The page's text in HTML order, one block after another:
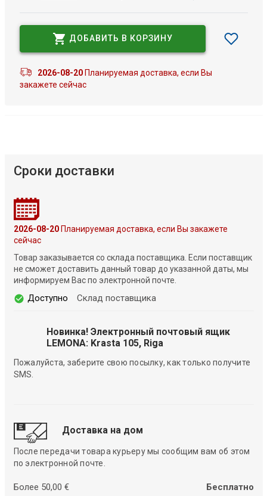
ДОБАВИТЬ В КОРЗИНУ
2026-08-20Планируемая доставка, если Вы
закажете сейчас
Сроки доставки
2026-08-20Планируемая доставка, если Вы закажете
сейчас
Товар заказывается со склада поставщика. Если поставщик
не сможет доставить данный товар до указанной даты, мы
информируем Вас по электронной почте.
Доступно Склад поставщика
Новинка! Электронный почтовый ящик
LEMONA: Krasta 105, Riga
Пожалуйста, заберите свою посылку, как только получите
SMS.
Доставка на дом
После передачи товара курьеру мы сообщим вам об этом
по электронной почте.
Более 50,00 € Бесплатно